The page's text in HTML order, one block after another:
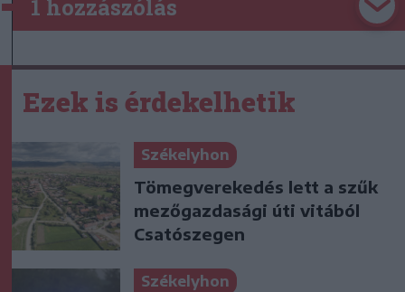
1 hozzászólás
Ezek is érdekelhetik
Székelyhon
Tömegverekedés lett a szűk
mezőgazdasági úti vitából
Csatószegen
Székelyhon